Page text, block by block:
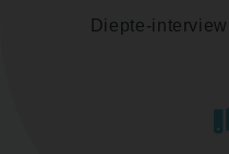
Diepte-